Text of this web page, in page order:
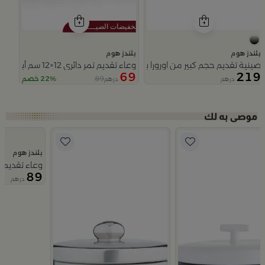
بلندز هوم
صينية تقديم حجم كبير من اورورا بمقابض خشبية
219 درهم
بلندز هوم
وعاء تقديم تمر دائري 12×12 سم أبيض وأزرق من الخزف الحجري بغطاء من أزوريا
69 درهم89 22% خصم
Slide 1 of 5
بلندز هوم
وعاء
89 درهم